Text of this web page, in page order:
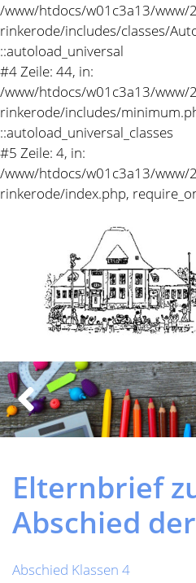
/www/htdocs/w01c3a13/www/
rinkerode/includes/classes/
::autoload_universal
#4 Zeile: 44, in:
/www/htdocs/w01c3a13/www/
rinkerode/includes/
::autoload_universal_classes
#5 Zeile: 4, in:
/www/htdocs/w01c3a13/www/
rinkerode/index.php,
Elternbrief
Abschied
Abschied Klassen 4